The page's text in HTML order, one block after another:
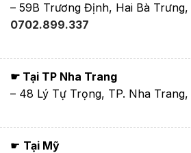
– 59B Trương Định, Hai Bà
0702.899.337
☛ Tại TP Nha Trang
– 48 Lý Tự Trọng, TP. Nha
☛ Tại Mỹ